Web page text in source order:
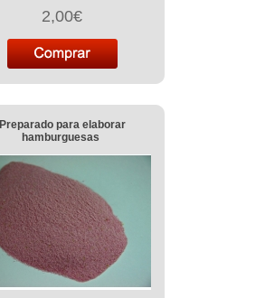
2,00€
Preparado para elaborar
hamburguesas